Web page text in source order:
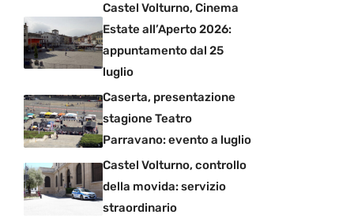
Castel Volturno, Cinema
Estate all’Aperto 2026:
appuntamento dal 25
luglio
Caserta, presentazione
stagione Teatro
Parravano: evento a luglio
Castel Volturno, controllo
della movida: servizio
straordinario